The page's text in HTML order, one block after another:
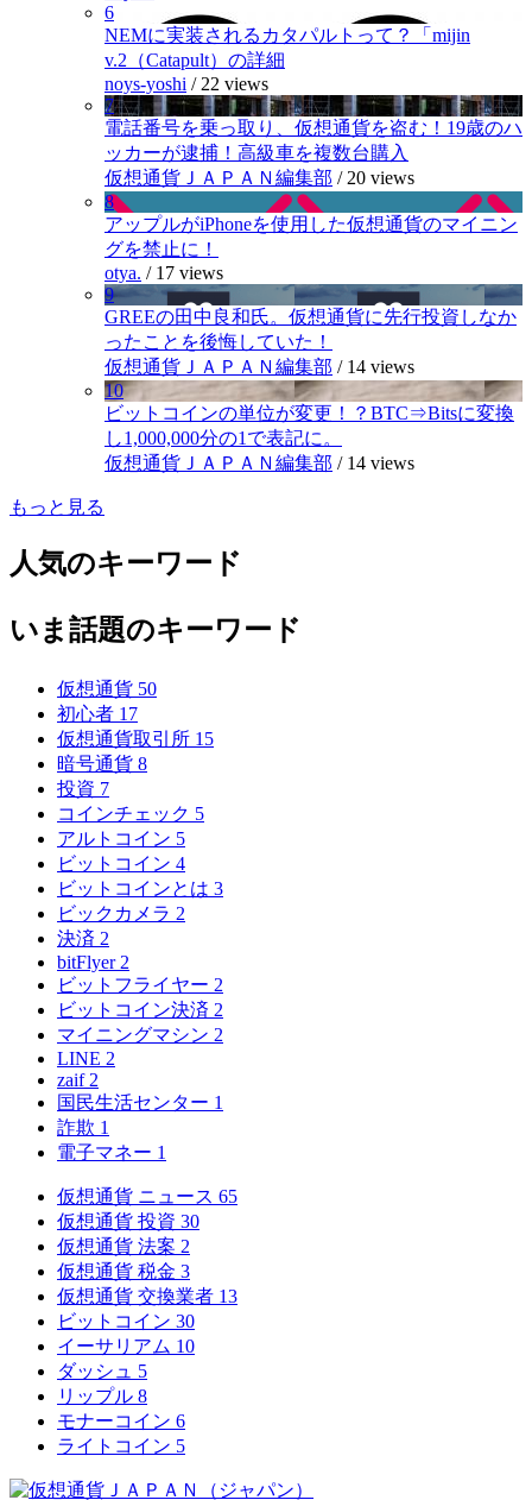
6
NEMに実装されるカタパルトって？「mijin
v.2（Catapult）の詳細
noys-yoshi / 22 views
7
電話番号を乗っ取り、仮想通貨を盗む！19歳のハ
ッカーが逮捕！高級車を複数台購入
仮想通貨ＪＡＰＡＮ編集部 / 20 views
8
アップルがiPhoneを使用した仮想通貨のマイニン
グを禁止に！
otya. / 17 views
9
GREEの田中良和氏。仮想通貨に先行投資しなか
ったことを後悔していた！
仮想通貨ＪＡＰＡＮ編集部 / 14 views
10
ビットコインの単位が変更！？BTC⇒Bitsに変換
し1,000,000分の1で表記に。
仮想通貨ＪＡＰＡＮ編集部 / 14 views
もっと見る
人気のキーワード
いま話題のキーワード
仮想通貨 50
初心者 17
仮想通貨取引所 15
暗号通貨 8
投資 7
コインチェック 5
アルトコイン 5
ビットコイン 4
ビットコインとは 3
ビックカメラ 2
決済 2
bitFlyer 2
ビットフライヤー 2
ビットコイン決済 2
マイニングマシン 2
LINE 2
zaif 2
国民生活センター 1
詐欺 1
電子マネー 1
仮想通貨 ニュース 65
仮想通貨 投資 30
仮想通貨 法案 2
仮想通貨 税金 3
仮想通貨 交換業者 13
ビットコイン 30
イーサリアム 10
ダッシュ 5
リップル 8
モナーコイン 6
ライトコイン 5